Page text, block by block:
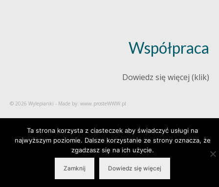
Współpraca
Dowiedz się więcej (klik)
© 2026 Wylepianki - Made by: www.prosteWWW.pl
Ta strona korzysta z ciasteczek aby świadczyć usługi na
najwyższym poziomie. Dalsze korzystanie ze strony oznacza, że
zgadzasz się na ich użycie.
Zamknij Dowiedz się więcej